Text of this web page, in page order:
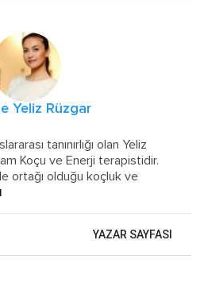
Yeliz Rüzgar
tanınırlığı olan Yeliz
Koçu ve Enerji terapistidir.
ortağı olduğu koçluk ve
YAZAR SAYFASI